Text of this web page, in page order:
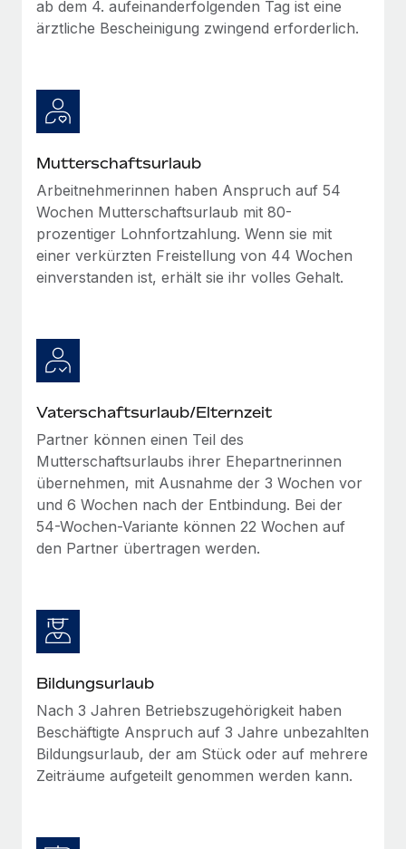
ab dem 4. aufeinanderfolgenden Tag ist eine
ärztliche Bescheinigung zwingend erforderlich.
Mutterschaftsurlaub
Arbeitnehmerinnen haben Anspruch auf 54
Wochen Mutterschaftsurlaub mit 80-
prozentiger Lohnfortzahlung. Wenn sie mit
einer verkürzten Freistellung von 44 Wochen
einverstanden ist, erhält sie ihr volles Gehalt.
Vaterschaftsurlaub/Elternzeit
Partner können einen Teil des
Mutterschaftsurlaubs ihrer Ehepartnerinnen
übernehmen, mit Ausnahme der 3 Wochen vor
und 6 Wochen nach der Entbindung. Bei der
54-Wochen-Variante können 22 Wochen auf
den Partner übertragen werden.
Bildungsurlaub
Nach 3 Jahren Betriebszugehörigkeit haben
Beschäftigte Anspruch auf 3 Jahre unbezahlten
Bildungsurlaub, der am Stück oder auf mehrere
Zeiträume aufgeteilt genommen werden kann.